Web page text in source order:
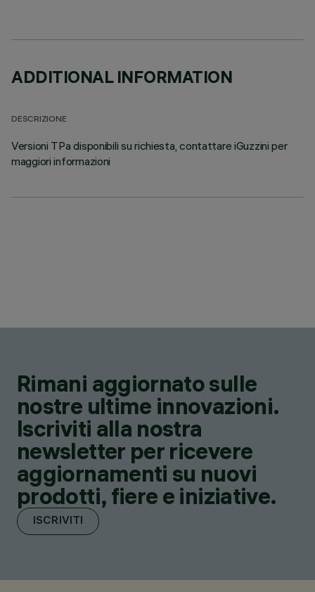
ADDITIONAL INFORMATION
DESCRIZIONE
Versioni TPa disponibili su richiesta, contattare iGuzzini per
maggiori informazioni
Rimani aggiornato sulle
nostre ultime innovazioni.
Iscriviti alla nostra
newsletter per ricevere
aggiornamenti su nuovi
prodotti, fiere e iniziative.
ISCRIVITI